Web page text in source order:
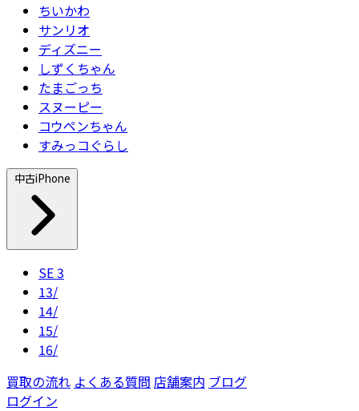
ちいかわ
サンリオ
ディズニー
しずくちゃん
たまごっち
スヌーピー
コウペンちゃん
すみっコぐらし
中古iPhone
SE 3
13/
14/
15/
16/
買取の流れ よくある質問 店舗案内 ブログ
ログイン